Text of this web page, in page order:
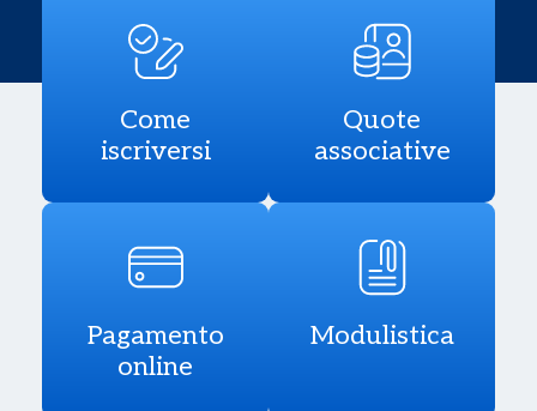
Come
iscriversi
Quote
associative
Pagamento
online
Modulistica